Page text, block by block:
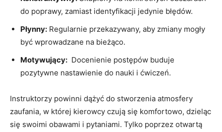
do poprawy, ⁢zamiast identyfikacji jedynie‌ błędów.
Płynny: Regularnie przekazywany, aby zmiany mogły
być wprowadzane na bieżąco.
Motywujący: ‌ Docenienie postępów buduje
pozytywne‍ nastawienie ‍do nauki⁤ i ćwiczeń.
Instruktorzy powinni dążyć do stworzenia atmosfery
zaufania, w ‍której kierowcy czują ‍się komfortowo, ‍dzieląc‌
się ⁣swoimi⁤ obawami i pytaniami. ⁣Tylko poprzez otwartą⁣